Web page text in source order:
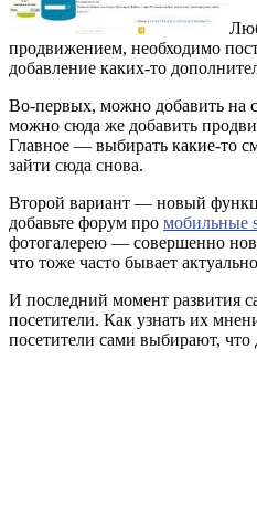
продвижением, необходимо
добавление каких-то
Во-первых, можно добавить на
можно сюда же добавить
Главное — выбирать какие-то
зайти сюда снова.
Второй вариант — новый
добавьте форум про мобильные
фотогалерею — совершенно
что тоже часто бывает
И последний момент развития
посетители. Как узнать их
посетители сами выбирают,